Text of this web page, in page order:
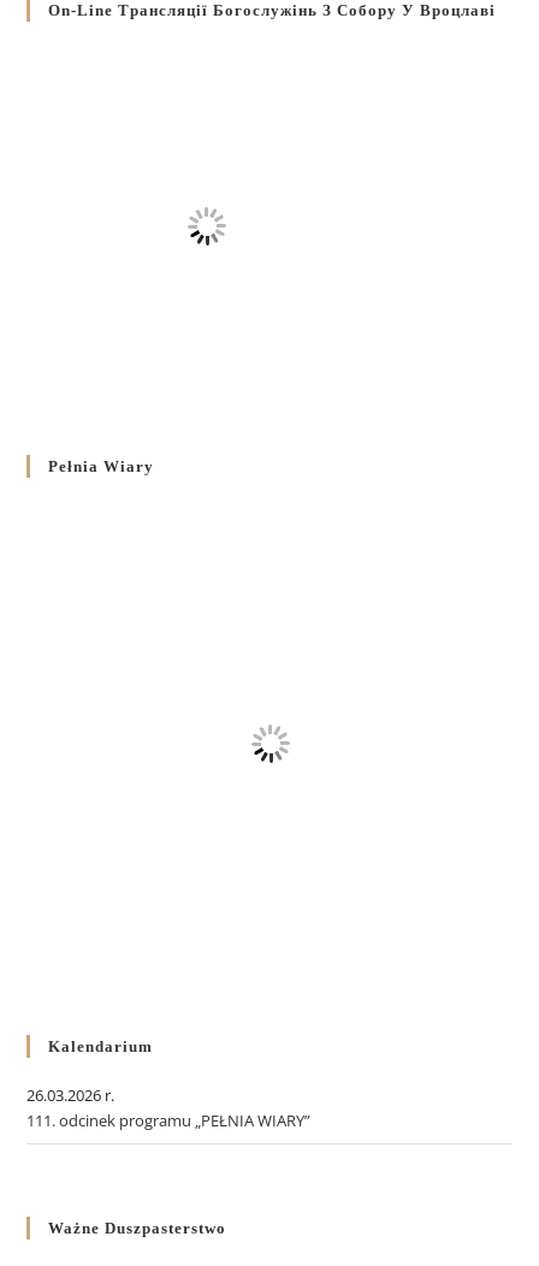
On-Line Трансляції Богослужінь З Собору У Вроцлаві
Pełnia Wiary
Kalendarium
26.03.2026 r.
111. odcinek programu „PEŁNIA WIARY”
Ważne Duszpasterstwo